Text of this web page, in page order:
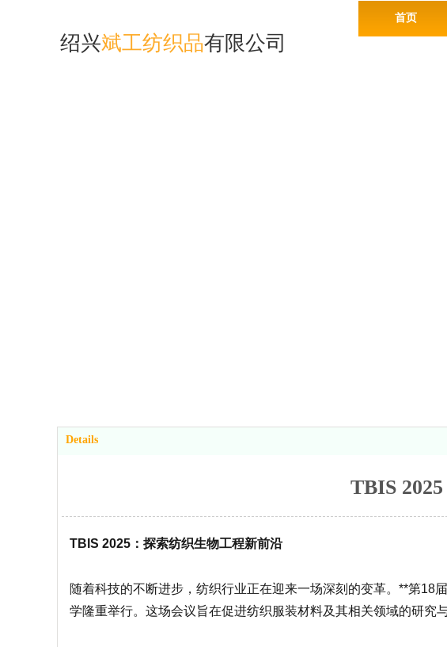
绍兴斌工纺织品有限公司
首页
Details
TBIS
TBIS 2025：探索纺织生物工程新前沿
随着科技的不断进步，纺织行业正在迎来一场深刻的变革。**第
学隆重举行。这场会议旨在促进纺织服装材料及其相关领域的研究